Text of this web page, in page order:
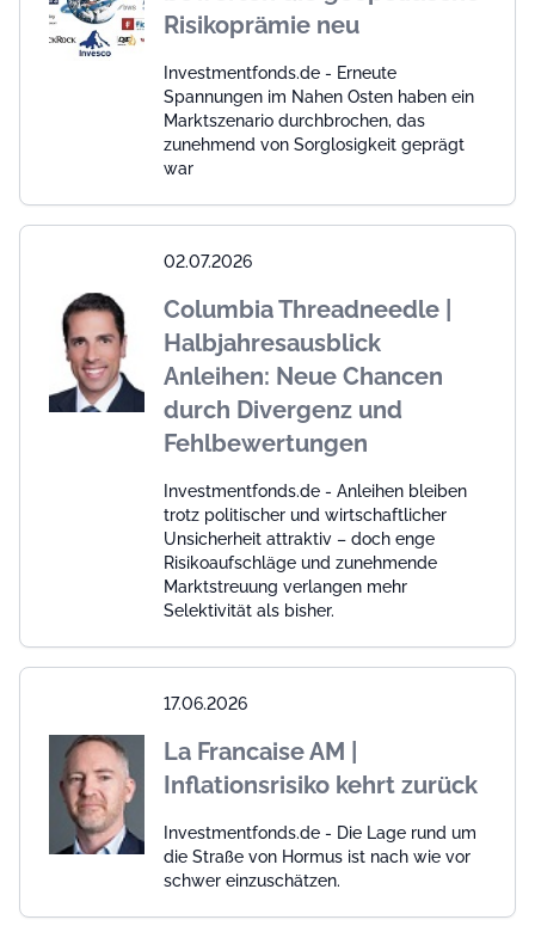
Risikoprämie neu
Investmentfonds.de - Erneute
Spannungen im Nahen Osten haben ein
Marktszenario durchbrochen, das
zunehmend von Sorglosigkeit geprägt
war
02.07.2026
Columbia Threadneedle |
Halbjahresausblick
Anleihen: Neue Chancen
durch Divergenz und
Fehlbewertungen
Investmentfonds.de - Anleihen bleiben
trotz politischer und wirtschaftlicher
Unsicherheit attraktiv – doch enge
Risikoaufschläge und zunehmende
Marktstreuung verlangen mehr
Selektivität als bisher.
17.06.2026
La Francaise AM |
Inflationsrisiko kehrt zurück
Investmentfonds.de - Die Lage rund um
die Straße von Hormus ist nach wie vor
schwer einzuschätzen.